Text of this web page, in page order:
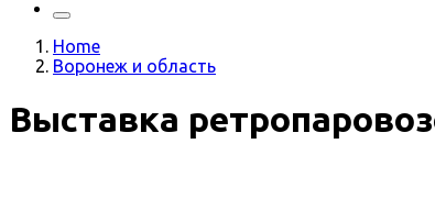
Home
Воронеж и область
Выставка